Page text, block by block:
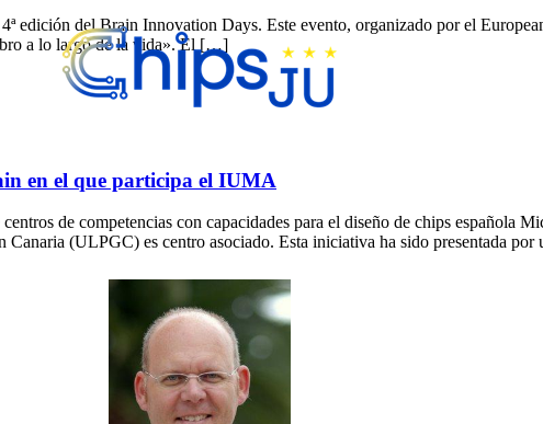
edición del Brain Innovation Days. Este evento, organizado por el
a lo largo de la vida». El […]
en el que participa el IUMA
de competencias con capacidades para el diseño de chips española
(ULPGC) es centro asociado. Esta iniciativa ha sido presentada